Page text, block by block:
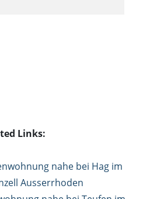
Links:
nahe bei Hag im
Ausserrhoden